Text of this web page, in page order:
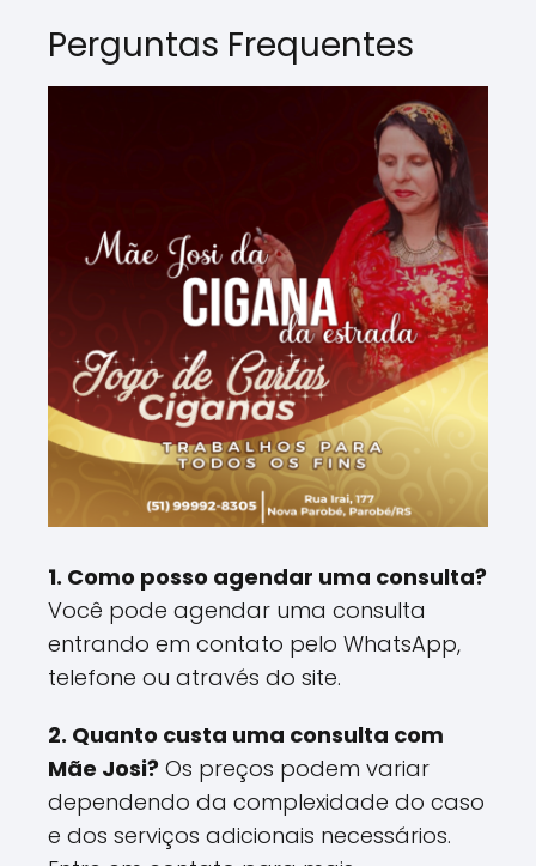
Perguntas Frequentes
1. Como posso agendar uma consulta?
Você pode agendar uma consulta
entrando em contato pelo WhatsApp,
telefone ou através do site.
2. Quanto custa uma consulta com
Mãe Josi? Os preços podem variar
dependendo da complexidade do caso
e dos serviços adicionais necessários.